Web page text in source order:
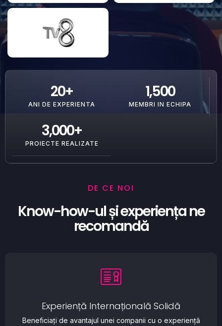
20+
ANI DE EXPERIENTA
1,500
MEMBRI IN ECHIPA
3,000+
PROIECTE REALIZATE
DE CE NOI
Know-how-ul și experiența ne
recomandă
Experiență Internațională Solidă
Beneficiați de avantajul unei companii cu o experiență